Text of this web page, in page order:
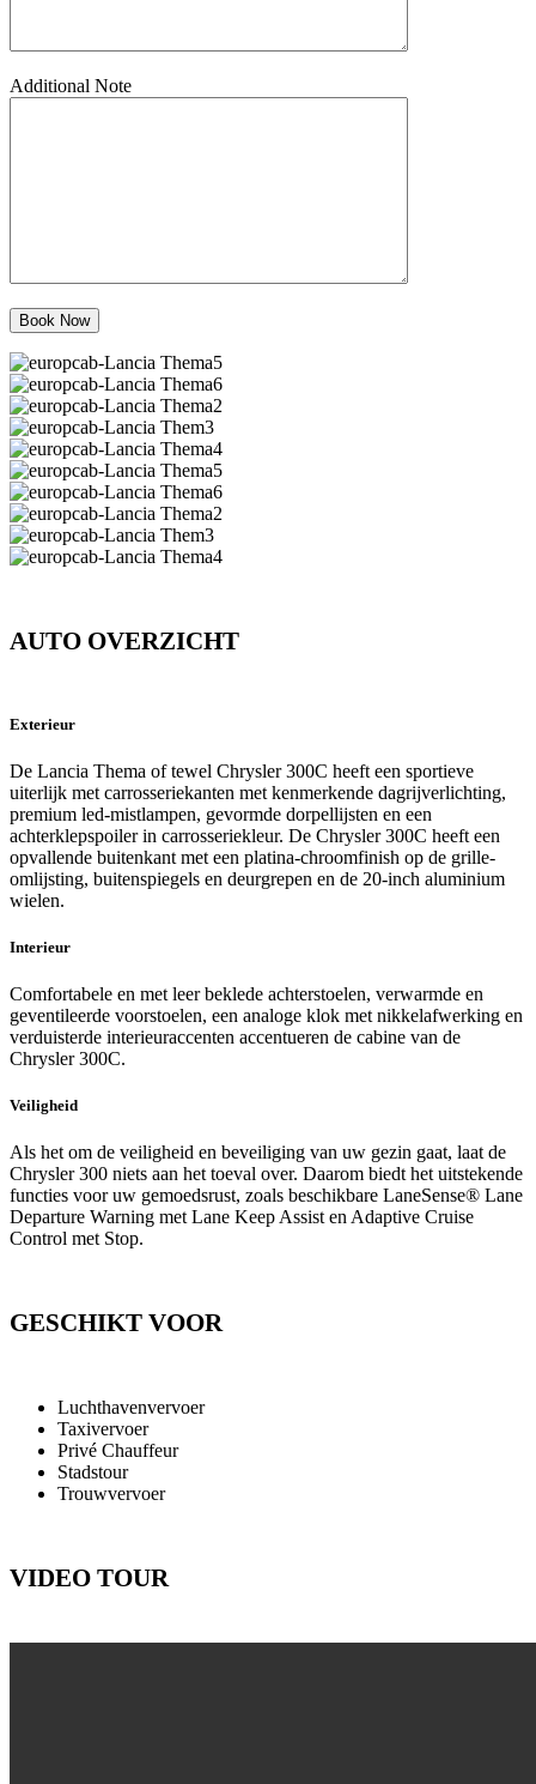
Additional Note
AUTO OVERZICHT
Exterieur
De Lancia Thema of tewel Chrysler 300C heeft een sportieve
uiterlijk met carrosseriekanten met kenmerkende dagrijverlichting,
premium led-mistlampen, gevormde dorpellijsten en een
achterklepspoiler in carrosseriekleur. De Chrysler 300C heeft een
opvallende buitenkant met een platina-chroomfinish op de grille-
omlijsting, buitenspiegels en deurgrepen en de 20-inch aluminium
wielen.
Interieur
Comfortabele en met leer beklede achterstoelen, verwarmde en
geventileerde voorstoelen, een analoge klok met nikkelafwerking en
verduisterde interieuraccenten accentueren de cabine van de
Chrysler 300C.
Veiligheid
Als het om de veiligheid en beveiliging van uw gezin gaat, laat de
Chrysler 300 niets aan het toeval over. Daarom biedt het uitstekende
functies voor uw gemoedsrust, zoals beschikbare LaneSense® Lane
Departure Warning met Lane Keep Assist en Adaptive Cruise
Control met Stop.
GESCHIKT VOOR
Luchthavenvervoer
Taxivervoer
Privé Chauffeur
Stadstour
Trouwvervoer
VIDEO TOUR